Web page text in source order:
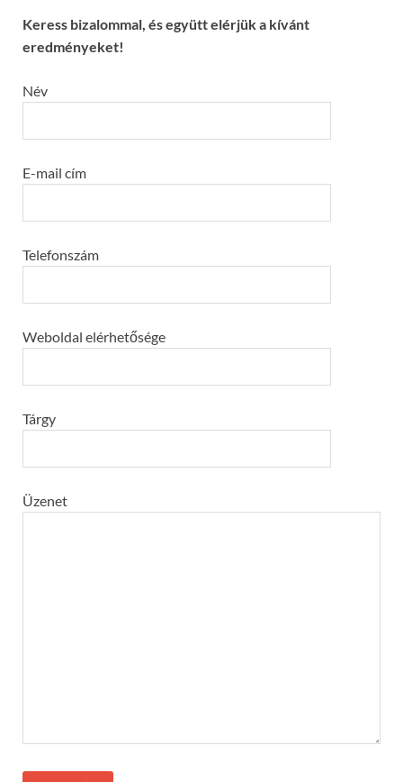
Keress bizalommal, és együtt elérjük a kívánt
eredményeket!
Név
E-mail cím
Telefonszám
Weboldal elérhetősége
Tárgy
Üzenet